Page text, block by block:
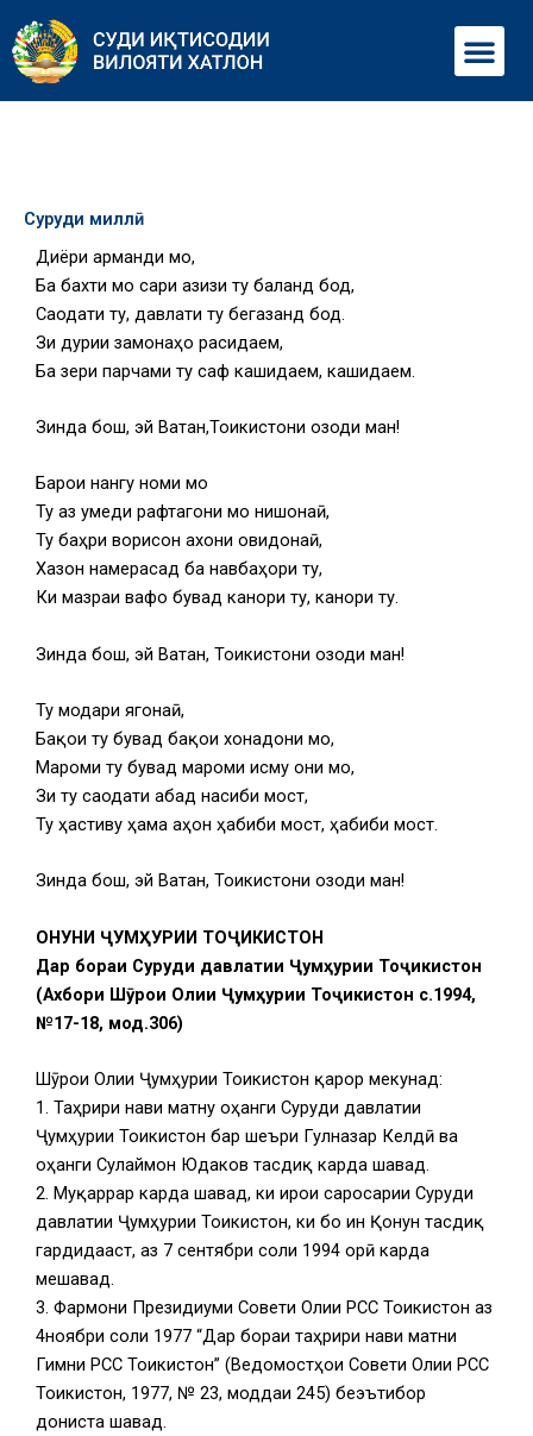
содержимому
Суруди миллӣ
Диёри арҷманди мо,
Ба бахти мо сари азизи ту баланд бод,
Саодати ту, давлати ту бегазанд бод.
Зи дурии замонаҳо расидаем,
Ба зери парчами ту саф кашидаем, кашидаем.
Зинда бош, эй Ватан,Тоҷикистони озоди ман!
Барои нангу номи мо
Ту аз умеди рафтагони мо нишонаӣ,
Ту баҳри ворисон ҷахони ҷовидонаӣ,
Хазон намерасад ба навбаҳори ту,
Ки мазраи вафо бувад канори ту, канори ту.
Зинда бош, эй Ватан, Тоҷикистони озоди ман!
Ту модари ягонаӣ,
Бақои ту бувад бақои хонадони мо,
Мароми ту бувад мароми ҷисму ҷони мо,
Зи ту саодати абад насиби мост,
Ту ҳастиву ҳама ҷаҳон ҳабиби мост, ҳабиби мост.
Зинда бош, эй Ватан, Тоҷикистони озоди ман!
ҚОНУНИ ҶУМҲУРИИ ТОҶИКИСТОН
Дар бораи Суруди давлатии Ҷумҳурии Тоҷикистон
(Ахбори Шӯрои Олии Ҷумҳурии Тоҷикистон с.1994,
№17-18, мод.306)
Шӯрои Олии Ҷумҳурии Тоҷикистон қарор мекунад:
1. Таҳрири нави матну оҳанги Суруди давлатии
Ҷумҳурии Тоҷикистон бар шеъри Гулназар Келдӣ ва
оҳанги Сулаймон Юдаков тасдиқ карда шавад.
2. Муқаррар карда шавад, ки иҷрои саросарии Суруди
давлатии Ҷумҳурии Тоҷикистон, ки бо ин Қонун тасдиқ
гардидааст, аз 7 сентябри соли 1994 ҷорӣ карда
мешавад.
3. Фармони Президиуми Совети Олии РСС Тоҷикистон аз
4ноябри соли 1977 “Дар бораи таҳрири нави матни
Гимни РСС Тоҷикистон” (Ведомостҳои Совети Олии РСС
Тоҷикистон, 1977, № 23, моддаи 245) беэътибор
дониста шавад.